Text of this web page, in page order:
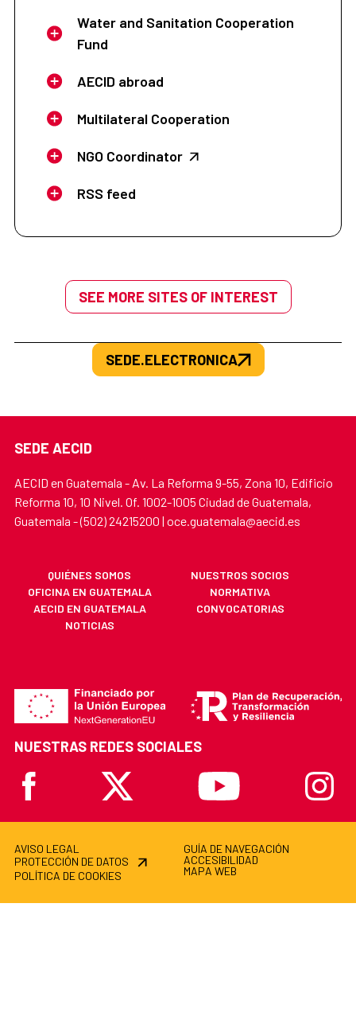
Water and Sanitation Cooperation
Fund
AECID abroad
Multilateral Cooperation
NGO Coordinator
RSS feed
SEE MORE SITES OF INTEREST
SEDE.ELECTRONICA
SEDE AECID
AECID en Guatemala - Av. La Reforma 9-55, Zona 10, Edificio
Reforma 10, 10 Nivel. Of. 1002-1005 Ciudad de Guatemala,
Guatemala - (502) 24215200 | oce.guatemala@aecid.es
QUIÉNES SOMOS
NUESTROS SOCIOS
OFICINA EN GUATEMALA
NORMATIVA
AECID EN GUATEMALA
CONVOCATORIAS
NOTICIAS
NUESTRAS REDES SOCIALES
Facebook
X Youtube
AVISO LEGAL
PROTECCIÓN DE DATOS
POLÍTICA DE COOKIES
GUÍA DE NAVEGACIÓN
ACCESIBILIDAD
MAPA WEB